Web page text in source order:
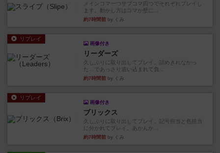
メインコマ一つサブコマ四つでそれぞれプレイし
ます。動かし方はコマか壁に...
約7時間前 by くみ
リプレイ
画像付き
リーダーズ
久しぶりに取り出してプレイ。詰めきれなかっ
た…であっさり追い込まれて負...
約7時間前 by くみ
リプレイ
画像付き
ブリックス
久しぶりに取り出してプレイ。記号担当と色担当
に分かれてプレイ。あかんか...
約7時間前 by くみ